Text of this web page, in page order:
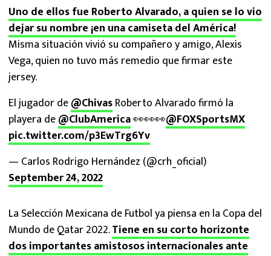
Uno de ellos fue Roberto Alvarado, a quien se lo vio
dejar su nombre ¡en una camiseta del América!
Misma situación vivió su compañero y amigo, Alexis
Vega, quien no tuvo más remedio que firmar este
jersey.
El jugador de@ChivasRoberto Alvarado firmó la
playera de@ClubAmerica👀👀👀@FOXSportsMX
pic.twitter.com/p3EwTrg6Yv
— Carlos Rodrigo Hernández (@crh_oficial)
September 24, 2022
La Selección Mexicana de Futbol ya piensa en la Copa del
Mundo de Qatar 2022.Tiene en su corto horizonte
dos importantes amistosos internacionales ante